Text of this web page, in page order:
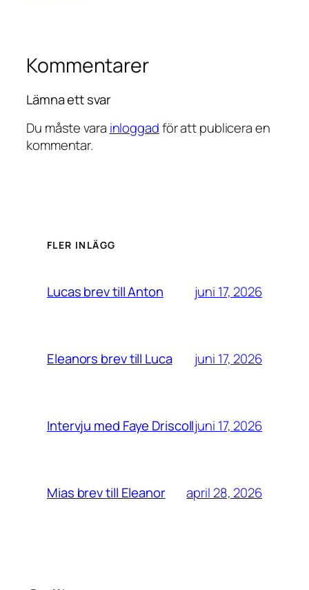
Kommentarer
Lämna ett svar
Du måste vara inloggadför att publicera en
kommentar.
FLER INLÄGG
Lucas brev till Anton juni 17, 2026
Eleanors brev till Luca juni 17, 2026
Intervju med Faye Driscolljuni 17, 2026
Mias brev till Eleanor april 28, 2026